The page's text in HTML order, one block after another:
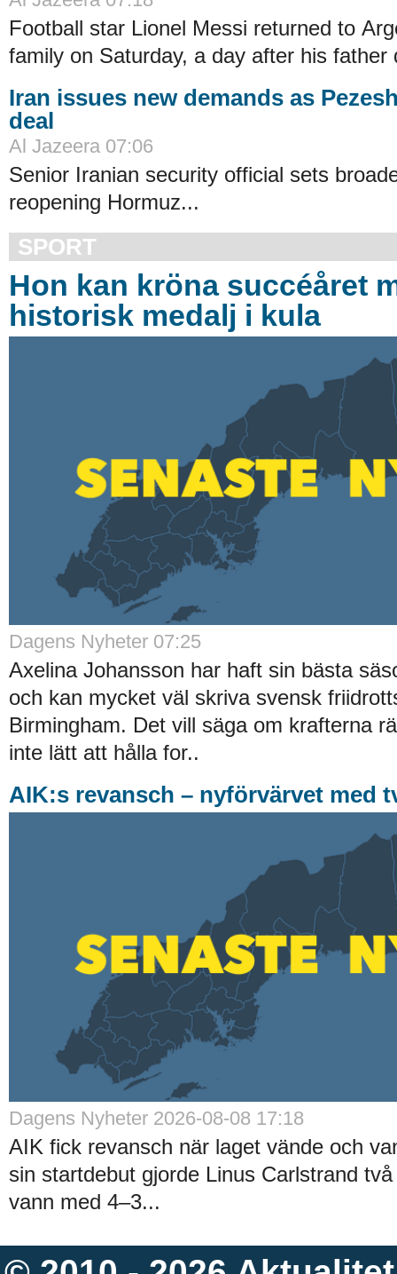
Football star Lionel Messi returned to
family on Saturday, a day after his father
Iran issues new demands as
deal
Al Jazeera 07:06
Senior Iranian security official sets
reopening Hormuz...
SPORT
Hon kan kröna succéåret
historisk medalj i kula
Dagens Nyheter 07:25
Axelina Johansson har haft sin bästa
och kan mycket väl skriva svensk
Birmingham. Det vill säga om krafterna
inte lätt att hålla for..
AIK:s revansch – nyförvärvet med
Dagens Nyheter 2026-08-08 17:18
AIK fick revansch när laget vände och
sin startdebut gjorde Linus Carlstrand
vann med 4–3...